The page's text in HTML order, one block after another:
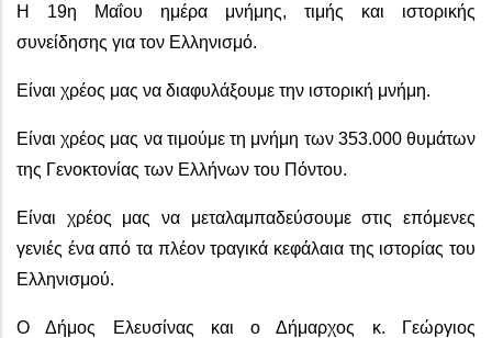
Η 19η Μαΐου ημέρα μνήμης, τιμής και ιστορικής
συνείδησης για τον Ελληνισμό.
Είναι χρέος μας να διαφυλάξουμε την ιστορική μνήμη.
Είναι χρέος μας να τιμούμε τη μνήμη των 353.000 θυμάτων
της Γενοκτονίας των Ελλήνων του Πόντου.
Είναι χρέος μας να μεταλαμπαδεύσουμε στις επόμενες
γενιές ένα από τα πλέον τραγικά κεφάλαια της ιστορίας του
Ελληνισμού.
Ο Δήμος Ελευσίνας και ο Δήμαρχος κ. Γεώργιος